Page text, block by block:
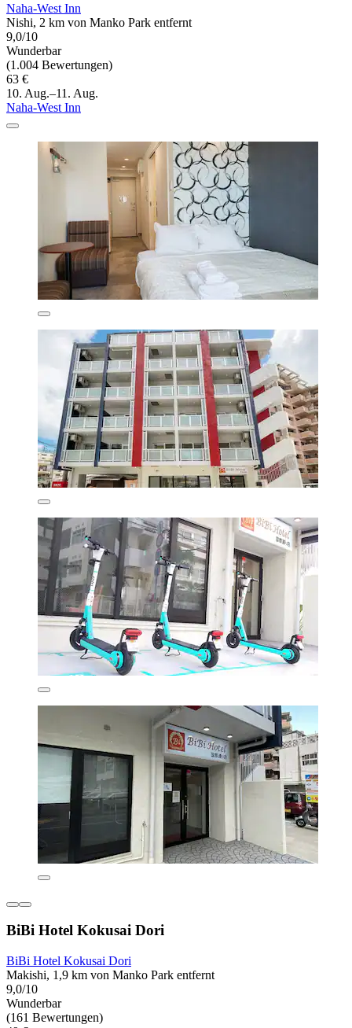
Naha-West Inn
Nishi, 2 km von Manko Park entfernt
9,0/10
Wunderbar
(1.004 Bewertungen)
63 €
10. Aug.–11. Aug.
Naha-West Inn
BiBi Hotel Kokusai Dori
BiBi Hotel Kokusai Dori
Makishi, 1,9 km von Manko Park entfernt
9,0/10
Wunderbar
(161 Bewertungen)